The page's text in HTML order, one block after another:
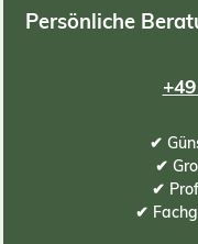
Persönliche
✔
✔
✔
✔